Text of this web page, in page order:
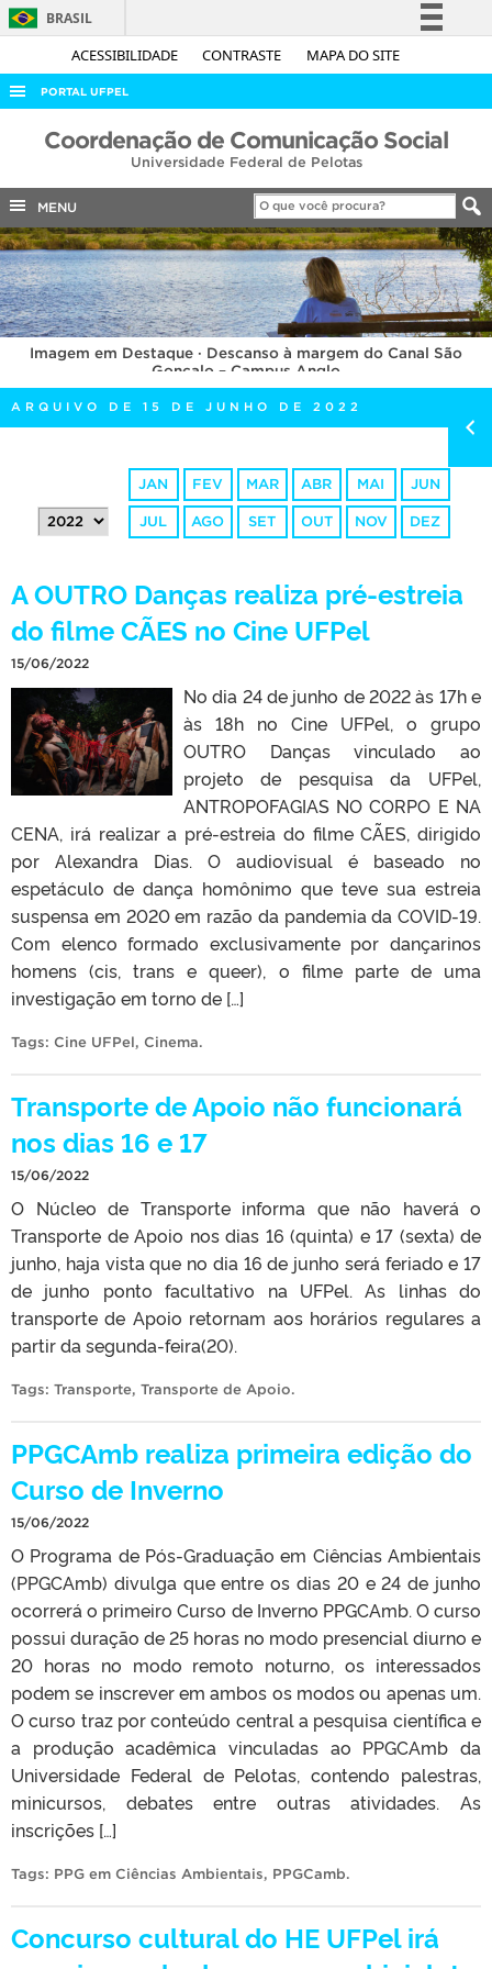
ACESSIBILIDADE CONTRASTE MAPA DO SITE
BRASIL
Simplifique!
Acesso à informação
Legislação
Canais
PORTAL UFPEL
ACESSO À INFORMAÇÃO
COBALTO
CONCURSOS
EDITAIS
INTERNACIONAL
OUVIDORIA
PORTARIAS
TELEFONES
Coordenação de Comunicação Social
Universidade Federal de Pelotas
MENU
Imagem em Destaque · Descanso à margem do Canal São
Gonçalo – Campus Anglo
ARQUIVO DE 15 DE JUNHO DE 2022
JAN FEV MAR ABR MAI JUN
JUL AGO SET OUT NOV DEZ
A OUTRO Danças realiza pré-estreia
do filme CÃES no Cine UFPel
15/06/2022
No dia 24 de junho de 2022 às 17h e
às 18h no Cine UFPel, o grupo
OUTRO Danças vinculado ao
projeto de pesquisa da UFPel,
ANTROPOFAGIAS NO CORPO E NA
CENA, irá realizar a pré-estreia do filme CÃES, dirigido
por Alexandra Dias. O audiovisual é baseado no
espetáculo de dança homônimo que teve sua estreia
suspensa em 2020 em razão da pandemia da COVID-19.
Com elenco formado exclusivamente por dançarinos
homens (cis, trans e queer), o filme parte de uma
investigação em torno de […]
Tags: Cine UFPel, Cinema.
Transporte de Apoio não funcionará
nos dias 16 e 17
15/06/2022
O Núcleo de Transporte informa que não haverá o
Transporte de Apoio nos dias 16 (quinta) e 17 (sexta) de
junho, haja vista que no dia 16 de junho será feriado e 17
de junho ponto facultativo na UFPel. As linhas do
transporte de Apoio retornam aos horários regulares a
partir da segunda-feira(20).
Tags: Transporte, Transporte de Apoio.
PPGCAmb realiza primeira edição do
Curso de Inverno
15/06/2022
O Programa de Pós-Graduação em Ciências Ambientais
(PPGCAmb) divulga que entre os dias 20 e 24 de junho
ocorrerá o primeiro Curso de Inverno PPGCAmb. O curso
possui duração de 25 horas no modo presencial diurno e
20 horas no modo remoto noturno, os interessados
podem se inscrever em ambos os modos ou apenas um.
O curso traz por conteúdo central a pesquisa científica e
a produção acadêmica vinculadas ao PPGCAmb da
Universidade Federal de Pelotas, contendo palestras,
minicursos, debates entre outras atividades. As
inscrições […]
Tags: PPG em Ciências Ambientais, PPGCamb.
Concurso cultural do HE UFPel irá